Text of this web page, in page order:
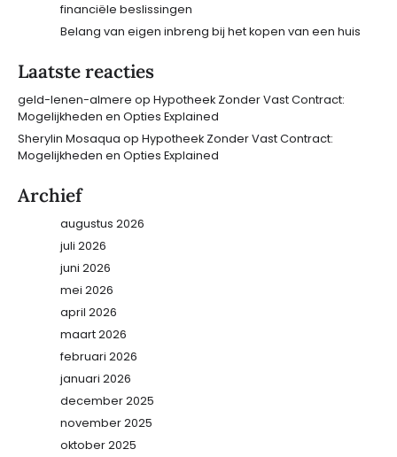
financiële beslissingen
Belang van eigen inbreng bij het kopen van een huis
Laatste reacties
geld-lenen-almere op Hypotheek Zonder Vast Contract:
Mogelijkheden en Opties Explained
Sherylin Mosaqua op Hypotheek Zonder Vast Contract:
Mogelijkheden en Opties Explained
Archief
augustus 2026
juli 2026
juni 2026
mei 2026
april 2026
maart 2026
februari 2026
januari 2026
december 2025
november 2025
oktober 2025